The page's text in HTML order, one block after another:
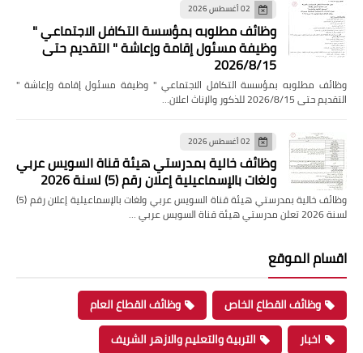
02 أغسطس 2026
وظائف مطلوبه بمؤسسة التكافل الاجتماعي "
وظيفة مسئول إقامة وإعاشة " التقديم حتى
2026/8/15
وظائف مطلوبه بمؤسسة التكافل الاجتماعي " وظيفة مسئول إقامة وإعاشة "
التقديم حتى 2026/8/15 للذكور والإناث اعلان…
02 أغسطس 2026
وظائف خالية بمدرستي هيئة قناة السويس عربي
ولغات بالإسماعيلية إعلان رقم (5) لسنة 2026
وظائف خالية بمدرستي هيئة قناة السويس عربي ولغات بالإسماعيلية إعلان رقم (5)
لسنة 2026 تعلن مدرستي هيئة قناة السويس عربي …
اقسام الموقع
وظائف القطاع الخاص
وظائف القطاع العام
اخبار
التربية والتعليم والازهر الشريف